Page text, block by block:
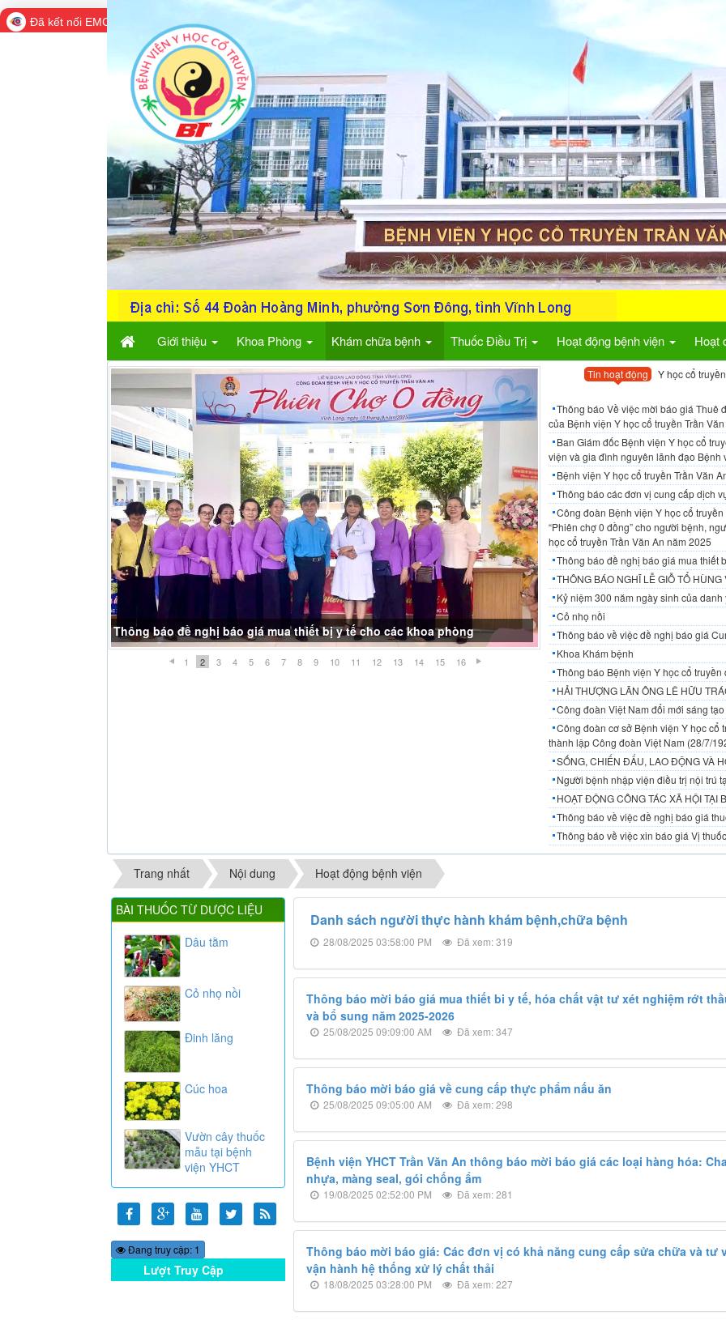
Giới thiệu Khoa Phòng Khám chữa bệnh Thuốc Điều Trị Hoạt động bệnh viện Hoạt
Thông báo đề nghị báo giá mua thiết bị y tế cho các khoa phòng
1 2 3 4 5 6 7 8 9 10 11 12 13 14 15 16
Tin hoạt động Y học cổ truyền
Thông báo Về việc mời báo giá Thuê
của Bệnh viện Y học cổ truyền Trần
Ban Giám đốc Bệnh viện Y học cổ
viện và gia đình nguyên lãnh đạo Bệnh
Bệnh viện Y học cổ truyền Trần Văn
Thông báo các đơn vị cung cấp dịch
Công đoàn Bệnh viện Y học cổ
“Phiên chợ 0 đồng” cho người bệnh,
học cổ truyền Trần Văn An năm 2025
Thông báo đề nghị báo giá mua thiết
THÔNG BÁO NGHĨ LỄ GIỖ TỔ HÙNG
Kỷ niệm 300 năm ngày sinh của
Cỏ nhọ nồi
Thông báo về việc đề nghị báo giá
Khoa Khám bệnh
Thông báo Bệnh viện Y học cổ
HẢI THƯỢNG LÃN ÔNG LÊ HỮU
Công đoàn Việt Nam đổi mới sáng tạo
Công đoàn cơ sở Bệnh viện Y học cổ
thành lập Công đoàn Việt Nam (28/7/
SỐNG, CHIẾN ĐẤU, LAO ĐỘNG VÀ
Người bệnh nhập viện điều trị nội trú
HOẠT ĐỘNG CÔNG TÁC XÃ HỘI TẠI
Thông báo về việc đề nghị báo giá
Thông báo về việc xin báo giá Vị
Trang nhất Nội dung Hoạt động bệnh viện
Danh sách người thực hành khám bệnh,chữa bệnh
28/08/2025 03:58:00 PM Đã xem: 319
Thông báo mời báo giá mua thiết bi y tế, hóa chất vật tư xét nghiệm rớt
và bổ sung năm 2025-2026
25/08/2025 09:09:00 AM Đã xem: 347
Thông báo mời báo giá về cung cấp thực phẩm nấu ăn
25/08/2025 09:05:00 AM Đã xem: 298
Bệnh viện YHCT Trần Văn An thông báo mời báo giá các loại hàng hóa:
nhựa, màng seal, gói chống ẩm
19/08/2025 02:52:00 PM Đã xem: 281
Thông báo mời báo giá: Các đơn vị có khả năng cung cấp sửa chữa và tư
vận hành hệ thống xử lý chất thải
18/08/2025 03:28:00 PM Đã xem: 227
BÀI THUỐC TỪ DƯỢC LIỆU
Dâu tằm
Cỏ nhọ nồi
Đinh lăng
Cúc hoa
Vườn cây thuốc
mẫu tại bệnh
viện YHCT
Đang truy cập: 1
Lượt Truy Cập
Online
Đã kết nối EMC